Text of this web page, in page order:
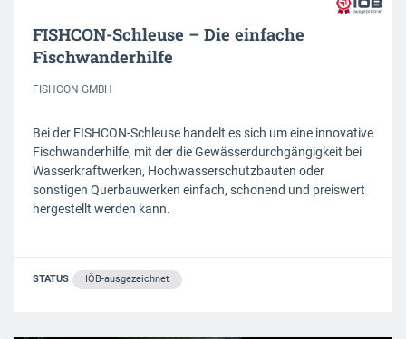
FISHCON-Schleuse – Die einfache
Fischwanderhilfe
FISHCON GMBH
Bei der FISHCON-Schleuse handelt es sich um eine innovative
Fischwanderhilfe, mit der die Gewässerdurchgängigkeit bei
Wasserkraftwerken, Hochwasserschutzbauten oder
sonstigen Querbauwerken einfach, schonend und preiswert
hergestellt werden kann.
STATUS IÖB-ausgezeichnet